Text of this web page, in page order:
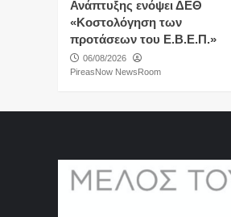
Ανάπτυξης ενόψει ΔΕΘ
«Κοστολόγηση των
προτάσεων του Ε.Β.Ε.Π.»
06/08/2026
PireasNow NewsRoom